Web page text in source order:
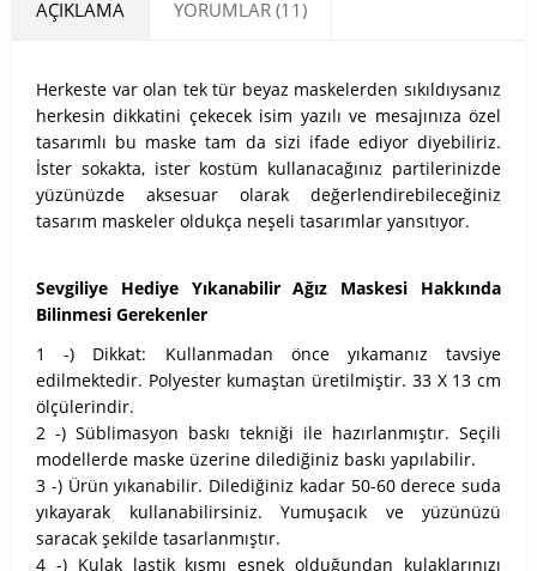
AÇIKLAMA YORUMLAR (11)
Herkeste var olan tek tür beyaz maskelerden sıkıldıysanız
herkesin dikkatini çekecek isim yazılı ve mesajınıza özel
tasarımlı bu maske tam da sizi ifade ediyor diyebiliriz.
İster sokakta, ister kostüm kullanacağınız partilerinizde
yüzünüzde aksesuar olarak değerlendirebileceğiniz
tasarım maskeler oldukça neşeli tasarımlar yansıtıyor.
Sevgiliye Hediye Yıkanabilir Ağız Maskesi Hakkında
Bilinmesi Gerekenler
1 -) Dikkat: Kullanmadan önce yıkamanız tavsiye
edilmektedir. Polyester kumaştan üretilmiştir. 33 X 13 cm
ölçülerindir.
2 -) Süblimasyon baskı tekniği ile hazırlanmıştır. Seçili
modellerde maske üzerine dilediğiniz baskı yapılabilir.
3 -) Ürün yıkanabilir. Dilediğiniz kadar 50-60 derece suda
yıkayarak kullanabilirsiniz. Yumuşacık ve yüzünüzü
saracak şekilde tasarlanmıştır.
4 -) Kulak lastik kısmı esnek olduğundan kulaklarınızı